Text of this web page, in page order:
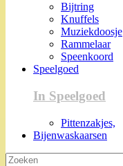
Bijtring
Knuffels
Muziekdoosje
Rammelaar
Speenkoord
Speelgoed
In Speelgoed
Pittenzakjes,
Bijenwaskaarsen